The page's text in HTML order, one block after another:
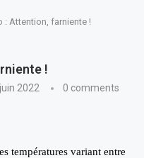
: Attention, farniente !
!
2022 0 comments
températures variant entre